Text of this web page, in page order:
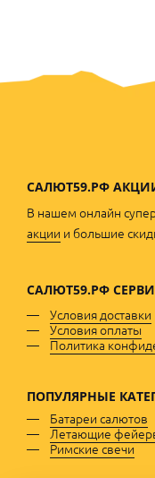
САЛЮТ59.РФ
В нашем онлайн
акции и большие
САЛЮТ59.РФ
Условия доставки
Условия оплаты
Политика
ПОПУЛЯРНЫЕ
Батареи салютов
Летающие
Римские свечи